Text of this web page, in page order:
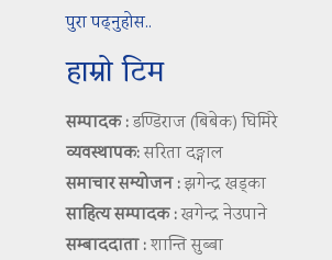
पुरा पढ्नुहोस..
हाम्रो टिम
सम्पादक :डण्डिराज (बिबेक) घिमिरे
व्यवस्थापक:सरिता दङ्गाल
समाचार सम्योजन :झगेन्द्र खड्का
साहित्य सम्पादक :खगेन्द्र नेउपाने
सम्बाददाता :शान्ति सुब्बा